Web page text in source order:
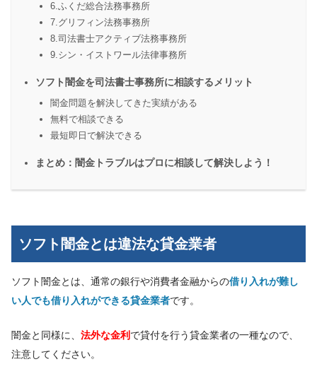
6.ふくだ総合法務事務所
7.グリフィン法務事務所
8.司法書士アクティブ法務事務所
9.シン・イストワール法律事務所
ソフト闇金を司法書士事務所に相談するメリット
闇金問題を解決してきた実績がある
無料で相談できる
最短即日で解決できる
まとめ：闇金トラブルはプロに相談して解決しよう！
ソフト闇金とは違法な貸金業者
ソフト闇金とは、通常の銀行や消費者金融からの借り入れが難し
い人でも借り入れができる貸金業者です。
闇金と同様に、 法外な金利 で貸付を行う貸金業者の一種なので、
注意してください。